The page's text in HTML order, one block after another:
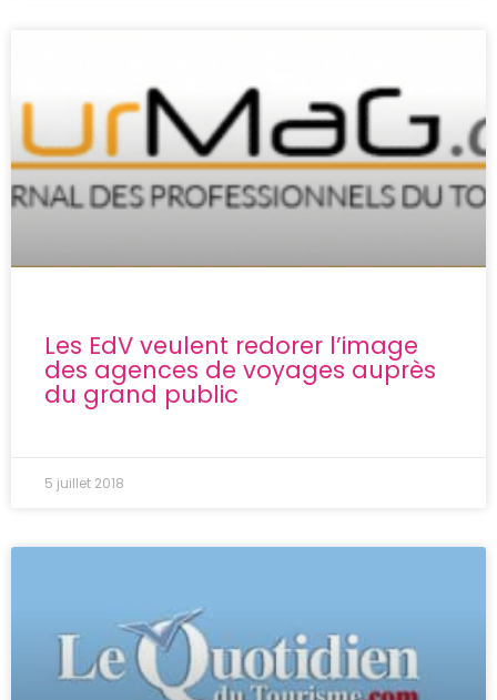
Les EdV veulent redorer l’image
des agences de voyages auprès
du grand public
5 juillet 2018